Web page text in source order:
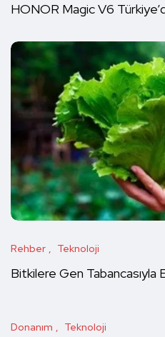
HONOR Magic V6
Rehber Teknoloji
Bitkilere Gen
Donanım Teknoloji